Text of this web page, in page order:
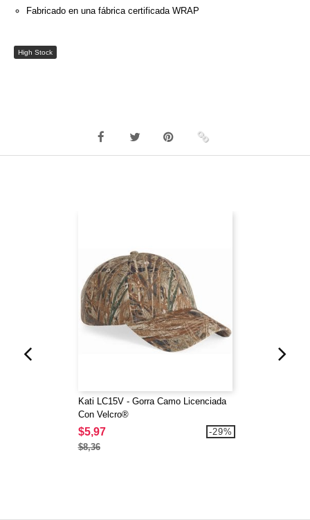
Fabricado en una fábrica certificada WRAP
High Stock
Kati LC15V - Gorra Camo Licenciada
Con Velcro®
$5,97
$8,36
-29%